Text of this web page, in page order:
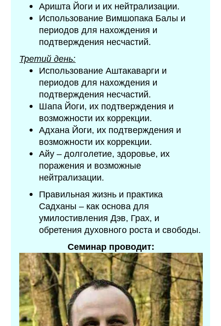
Аришта Йоги и их нейтрализации.
Использование Вимшопака Балы и
периодов для нахождения и
подтверждения несчастий.
Третий день:
Использование Аштакаварги и
периодов для нахождения и
подтверждения несчастий.
Шапа Йоги, их подтверждения и
возможности их коррекции.
Адхана Йоги, их подтверждения и
возможности их коррекции.
Айу – долголетие, здоровье, их
поражения и возможные
нейтрализации.
Правильная жизнь и практика
Садханы – как основа для
умилостивления Дэв, Грах, и
обретения духовного роста и свободы.
Семинар проводит: